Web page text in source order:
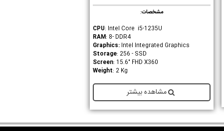
مشخصات:
CPU: Intel Core i5-1235U
RAM: 8- DDR4
Graphics: Intel Integrated Graphics
Storage: 256 - SSD
Screen: 15.6" FHD X360
Weight: 2 Kg
مشاهده بیشتر